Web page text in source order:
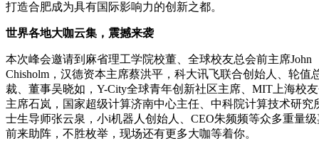
打造合肥成为具有国际影响力的创新之都。
世界各地大咖云集，震撼来袭
本次峰会邀请到麻省理工学院校董、全球校友总会前主席John
Chisholm，汉德资本主席蔡洪平，科大讯飞联合创始人、轮值
裁、董事吴晓如，Y-City全球青年创新社区主席、MIT上海校
主席石岚，国家超级计算济南中心主任、中科院计算技术研究
士生导师张云泉，小i机器人创始人、CEO朱频频等众多重量
前来助阵，不胜枚举，现场还有更多大咖等着你。